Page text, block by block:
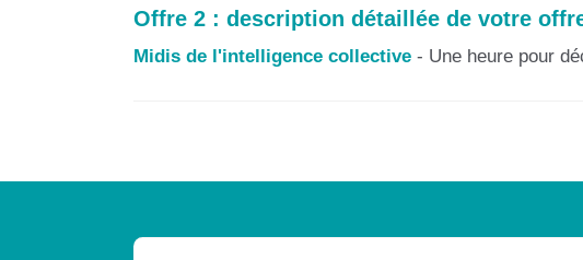
Offre 2 : description détaillée de votre
Midis de l'intelligence collective - Une heure pour